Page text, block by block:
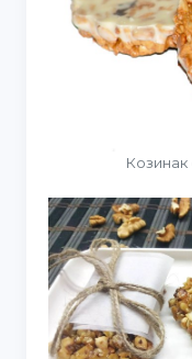
Козинак